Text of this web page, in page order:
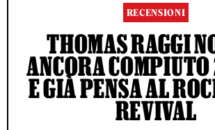
RECENSIONI
THOMAS RAGGI
ANCORA
E GIÀ PENSA AL
REVIVAL